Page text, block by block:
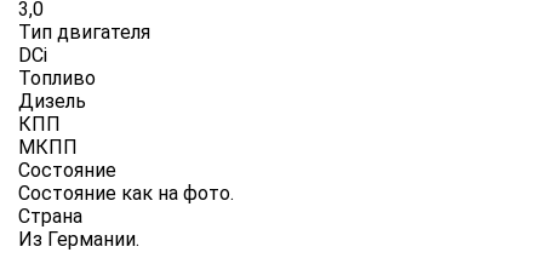
3,0
Тип двигателя
DCi
Топливо
Дизель
КПП
МКПП
Состояние
Состояние как на фото.
Cтрана
Из Германии.